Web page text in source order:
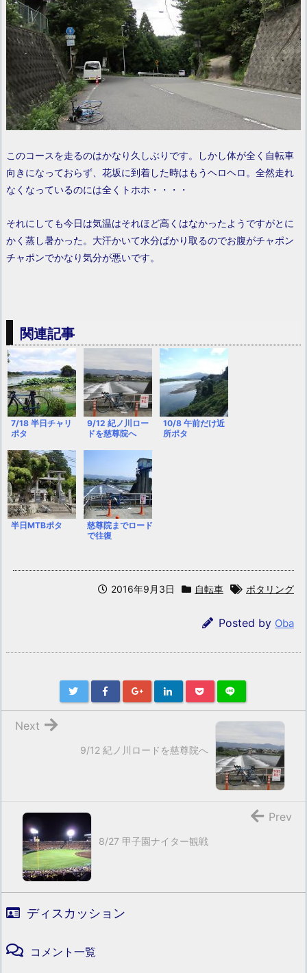
このコースを走るのはかなり久しぶりです。しかし体が全く自転車
向きになっておらず、花坂に到着した時はもうヘロヘロ。全然走れ
なくなっているのには全くトホホ・・・・
それにしても今日は気温はそれほど高くはなかったようですがとに
かく蒸し暑かった。大汗かいて水分ばかり取るのでお腹がチャポン
チャポンでかなり気分が悪いです。
関連記事
7/18 半日チャリ
ポタ
9/12 紀ノ川ロー
ドを慈尊院へ
10/8 午前だけ近
所ポタ
半日MTBポタ
慈尊院までロード
で往復
2016年9月3日 自転車 ポタリング
Posted by Oba
9/12 紀ノ川ロードを慈尊院へ
Next
8/27 甲子園ナイター観戦
Prev
ディスカッション
コメント一覧